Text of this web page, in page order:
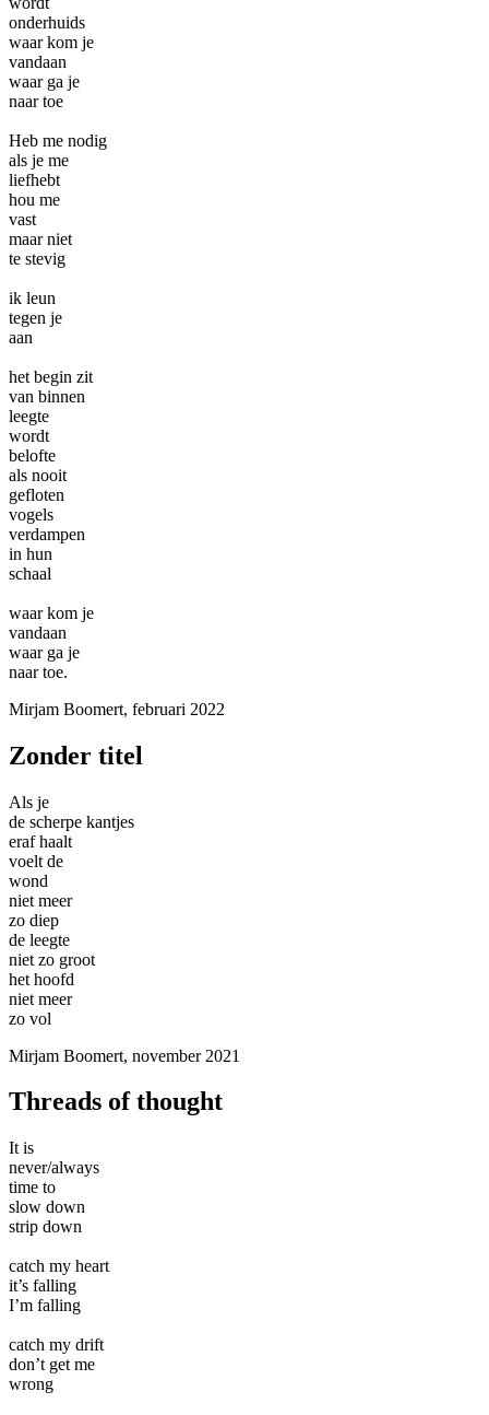
onderhuids
waar kom je
vandaan
waar ga je
naar toe
Heb me nodig
als je me
liefhebt
hou me
vast
maar niet
te stevig
ik leun
tegen je
aan
het begin zit
van binnen
leegte
wordt
belofte
als nooit
gefloten
vogels
verdampen
in hun
schaal
waar kom je
vandaan
waar ga je
naar toe.
Mirjam Boomert, februari 2022
Zonder titel
Als je
de scherpe kantjes
eraf haalt
voelt de
wond
niet meer
zo diep
de leegte
niet zo groot
het hoofd
niet meer
zo vol
Mirjam Boomert, november 2021
Threads of thought
It is
never/always
time to
slow down
strip down
catch my heart
it’s falling
I’m falling
catch my drift
don’t get me
wrong